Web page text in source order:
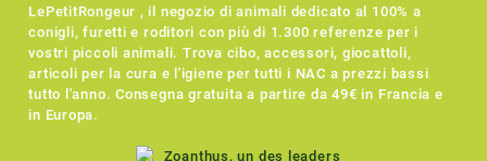
LePetitRongeur , il negozio di animali dedicato al 100% a
conigli, furetti e roditori con più di 1.300 referenze per i
vostri piccoli animali. Trova cibo, accessori, giocattoli,
articoli per la cura e l'igiene per tutti i NAC a prezzi bassi
tutto l'anno. Consegna gratuita a partire da 49€ in Francia e
in Europa.